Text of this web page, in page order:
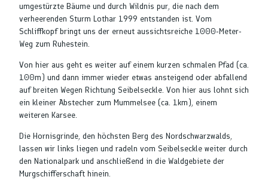
umgestürzte Bäume und durch Wildnis pur, die nach dem
verheerenden Sturm Lothar 1999 entstanden ist. Vom
Schliffkopf bringt uns der erneut aussichtsreiche 1000-Meter-
Weg zum Ruhestein.
Von hier aus geht es weiter auf einem kurzen schmalen Pfad (ca.
100m) und dann immer wieder etwas ansteigend oder abfallend
auf breiten Wegen Richtung Seibelseckle. Von hier aus lohnt sich
ein kleiner Abstecher zum Mummelsee (ca. 1km), einem
weiteren Karsee.
Die Hornisgrinde, den höchsten Berg des Nordschwarzwalds,
lassen wir links liegen und radeln vom Seibelseckle weiter durch
den Nationalpark und anschließend in die Waldgebiete der
Murgschifferschaft hinein.